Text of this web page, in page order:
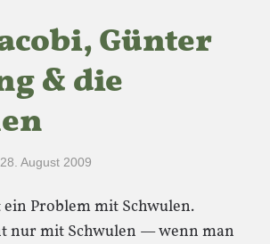
Günter
& die
28. August 2009
ein Problem mit Schwulen.
nur mit Schwulen — wenn man